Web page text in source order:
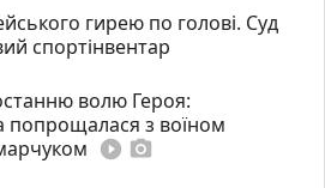
гирею по голові. Суд
спортінвентар
волю Героя:
попрощалася з воїном
play_circle_filled photo_camera